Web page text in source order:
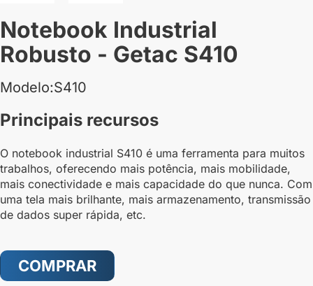
Notebook Industrial
Robusto - Getac S410
Modelo:S410
Principais recursos
O notebook industrial S410 é uma ferramenta para muitos
trabalhos, oferecendo mais potência, mais mobilidade,
mais conectividade e mais capacidade do que nunca. Com
uma tela mais brilhante, mais armazenamento, transmissão
de dados super rápida, etc.
COMPRAR